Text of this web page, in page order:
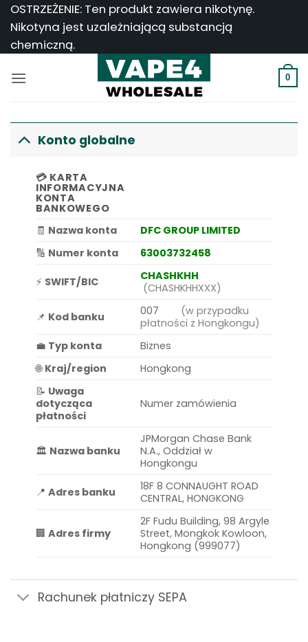
Przejdź
do
treści
OSTRZEŻENIE: Ten produkt zawiera nikotynę.
Nikotyna jest uzależniającą substancją
chemiczną.
0
Konto globalne
💳 KARTA
INFORMACYJNA
KONTA
BANKOWEGO
🧾 Nazwa konta
DFC GROUP LIMITED
🔢 Numer konta 63003732458
⚡ SWIFT/BIC
CHASHKHH
(CHASHKHHXXX)
📌 Kod banku 007 (w przypadku
płatności z Hongkongu)
💼 Typ konta
Biznes
🌐 Kraj/region
Hongkong
📝 Uwaga
dotycząca
płatności
Numer zamówienia
🏛️ Nazwa banku
JPMorgan Chase Bank
N.A., Oddział w
Hongkongu
📍 Adres banku
18F 8 CONNAUGHT ROAD
CENTRAL, HONGKONG
🏢 Adres firmy
2F Fudu Building, 98 Argyle
Street, Mongkok Kowloon,
Hongkong (999077)
Rachunek płatniczy SEPA